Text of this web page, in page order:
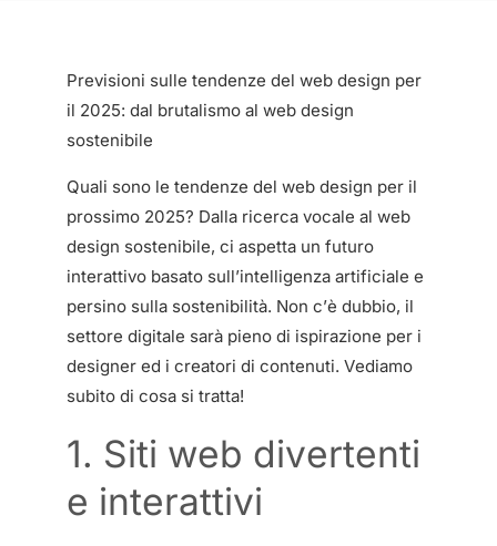
Previsioni sulle tendenze del web design per
il 2025: dal brutalismo al web design
sostenibile
Quali sono le tendenze del web design per il
prossimo 2025? Dalla ricerca vocale al web
design sostenibile, ci aspetta un futuro
interattivo basato sull’intelligenza artificiale e
persino sulla sostenibilità. Non c’è dubbio, il
settore digitale sarà pieno di ispirazione per i
designer ed i creatori di contenuti. Vediamo
subito di cosa si tratta!
1. Siti web divertenti
e interattivi